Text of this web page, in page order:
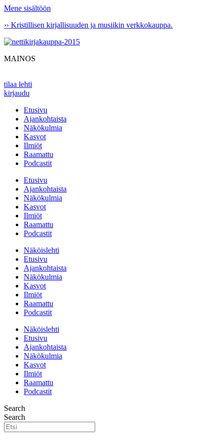
Mene sisältöön
›› Kristillisen kirjallisuuden ja musiikin verkkokauppa.
MAINOS
tilaa lehti
kirjaudu
Etusivu
Ajankohtaista
Näkökulmia
Kasvot
Ilmiöt
Raamattu
Podcastit
Etusivu
Ajankohtaista
Näkökulmia
Kasvot
Ilmiöt
Raamattu
Podcastit
Näköislehti
Etusivu
Ajankohtaista
Näkökulmia
Kasvot
Ilmiöt
Raamattu
Podcastit
Näköislehti
Etusivu
Ajankohtaista
Näkökulmia
Kasvot
Ilmiöt
Raamattu
Podcastit
Search
Search